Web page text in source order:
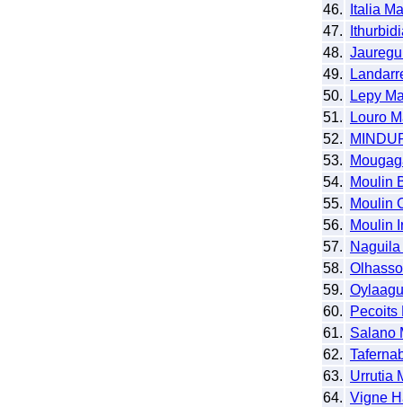
46.
Italia
47.
48.
49.
50.
Lepy
51.
Louro
52.
53.
54.
Moulin
55.
Moulin
56.
Moulin
57.
58.
59.
60.
Pecoits
61. Salano
62.
63. Urrutia
64. Vigne